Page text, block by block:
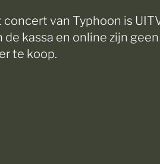
concert van Typhoon is
de kassa en online zijn
te koop.